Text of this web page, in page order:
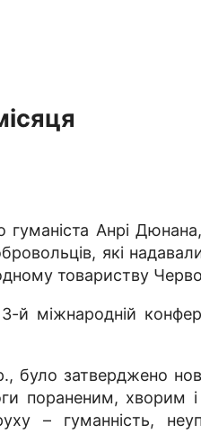
гуманіста Анрі
які
товариству
міжнародній
затверджено
пораненим, хворим
– гуманність,